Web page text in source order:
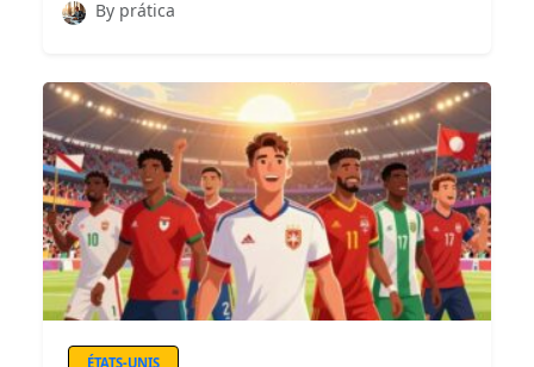
By prática
ÉTATS-UNIS